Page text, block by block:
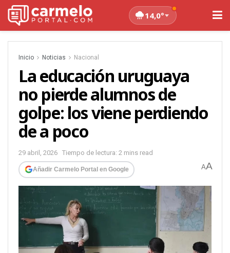
14,0°
Inicio Noticias Nacional
La educación uruguaya
no pierde alumnos de
golpe: los viene perdiendo
de a poco
29 abril, 2026 Tiempo de lectura: 2 mins read
Añadir Carmelo Portal en Google AA